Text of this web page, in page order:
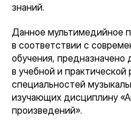
знаний.
Данное мультимедийное
в соответствии с
обучения, предназначено
в учебной и
специальностей
изучающих дисциплину
произведений».